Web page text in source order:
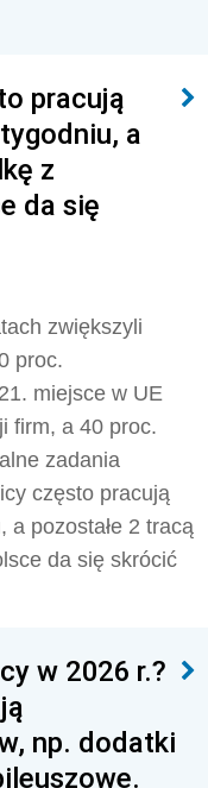
pracują
a
z
da się
zwiększyli
proc.
miejsce w UE
firm, a 40 proc.
zadania
często pracują
a pozostałe 2 tracą
da się skrócić
w 2026 r.?
np. dodatki